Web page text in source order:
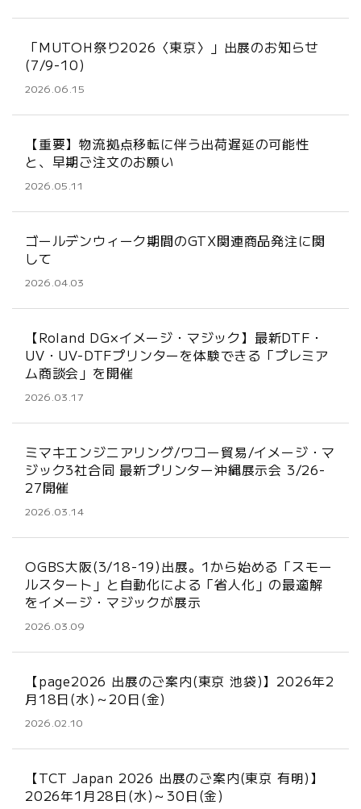
「MUTOH祭り2026〈東京〉」出展のお知らせ
(7/9-10)
2026.06.15
【重要】物流拠点移転に伴う出荷遅延の可能性
と、早期ご注文のお願い
2026.05.11
ゴールデンウィーク期間のGTX関連商品発注に関
して
2026.04.03
【Roland DG×イメージ・マジック】最新DTF・
UV・UV-DTFプリンターを体験できる「プレミア
ム商談会」を開催
2026.03.17
ミマキエンジニアリング/ワコー貿易/イメージ・マ
ジック3社合同 最新プリンター沖縄展示会 3/26-
27開催
2026.03.14
OGBS大阪(3/18-19)出展。1から始める「スモー
ルスタート」と自動化による「省人化」の最適解
をイメージ・マジックが展示
2026.03.09
【page2026 出展のご案内(東京 池袋)】2026年2
月18日(水)～20日(金)
2026.02.10
【TCT Japan 2026 出展のご案内(東京 有明)】
2026年1月28日(水)～30日(金)